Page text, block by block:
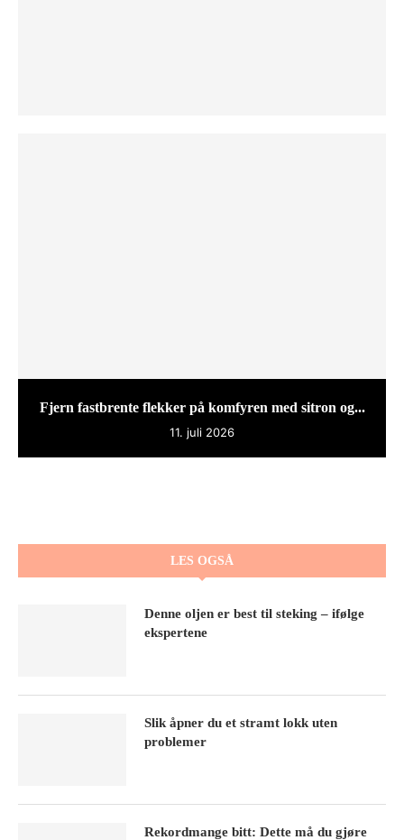
Fjern fastbrente flekker på komfyren med sitron og...
11. juli 2026
LES OGSÅ
Denne oljen er best til steking – ifølge
ekspertene
Slik åpner du et stramt lokk uten
problemer
Rekordmange bitt: Dette må du gjøre